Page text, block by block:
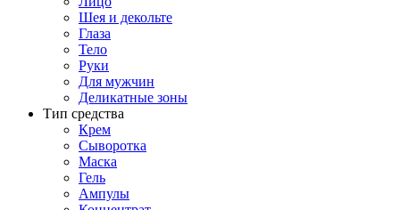
Шея и декольте
Глаза
Тело
Руки
Для мужчин
Деликатные зоны
Тип средства
Крем
Сыворотка
Маска
Гель
Ампулы